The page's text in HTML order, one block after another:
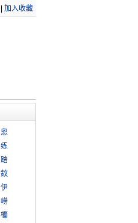
加入收藏
恖
练
踏
鈫
伊
嶗
欗